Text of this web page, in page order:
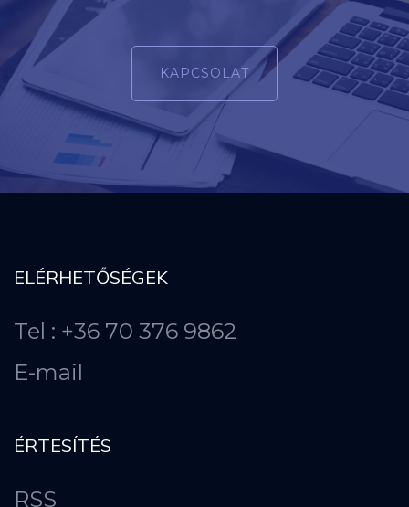
KAPCSOLAT
ELÉRHETŐSÉGEK
Tel : +36 70 376 9862
E-mail
ÉRTESÍTÉS
RSS